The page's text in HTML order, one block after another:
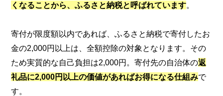
くなることから、ふるさと納税と呼ばれています。
寄付が限度額以内であれば、ふるさと納税で寄付したお
金の2,000円以上は、全額控除の対象となります。その
ため実質的な自己負担は2,000円。寄付先の自治体の返
礼品に2,000円以上の価値があればお得になる仕組みで
す。